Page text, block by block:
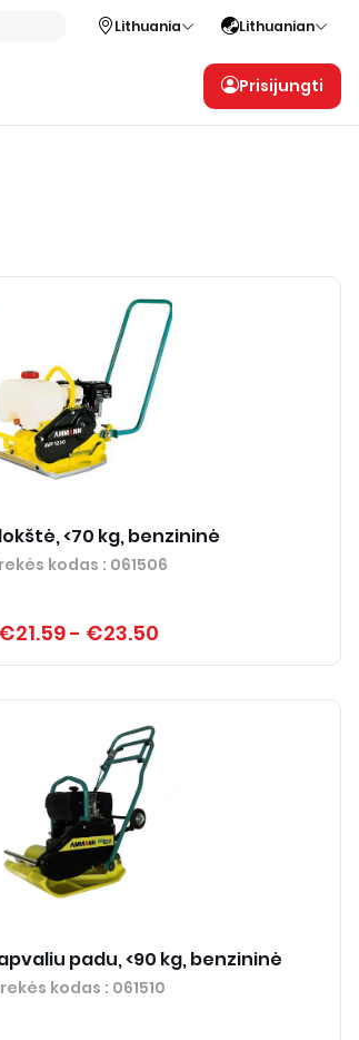
Lithuania Lithuanian
Prisijungti
<70 kg, benzininė
kodas : 061506
€21.59- €23.50
padu, <90 kg, benzininė
kodas : 061510